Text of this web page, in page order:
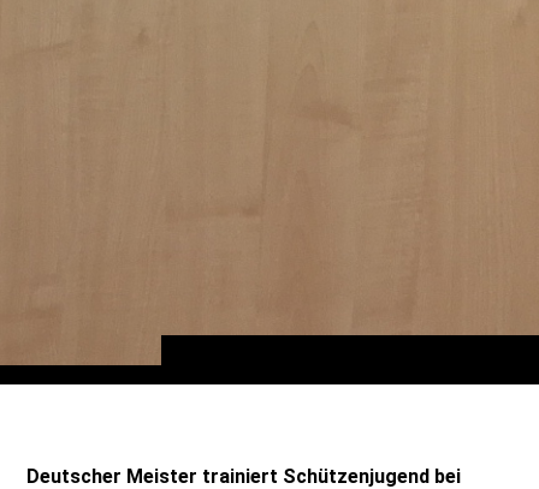
Deutscher Meister trainiert Schützenjugend bei